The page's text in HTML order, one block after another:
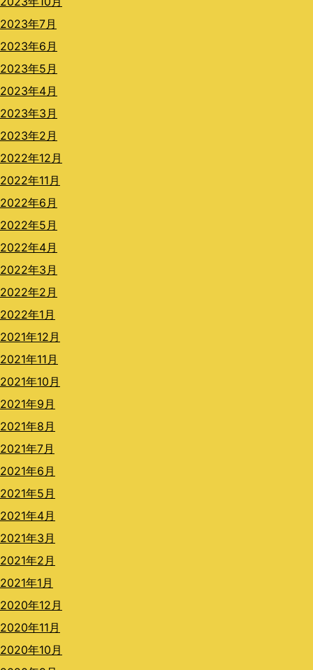
2023年7月
2023年6月
2023年5月
2023年4月
2023年3月
2023年2月
2022年12月
2022年11月
2022年6月
2022年5月
2022年4月
2022年3月
2022年2月
2022年1月
2021年12月
2021年11月
2021年10月
2021年9月
2021年8月
2021年7月
2021年6月
2021年5月
2021年4月
2021年3月
2021年2月
2021年1月
2020年12月
2020年11月
2020年10月